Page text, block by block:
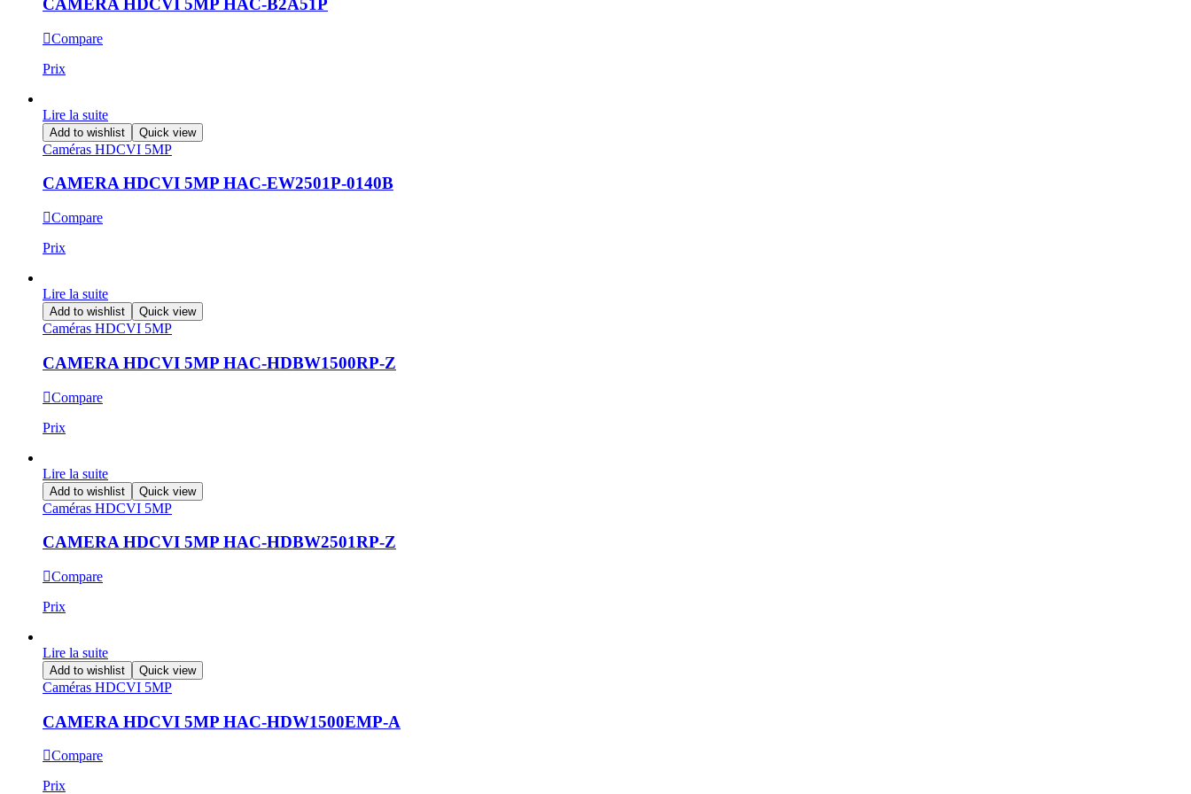
CAMERA HDCVI 5MP HAC-B2A51P
Compare
Prix
Lire la suite
Add to wishlist Quick view
Caméras HDCVI 5MP
CAMERA HDCVI 5MP HAC-EW2501P-0140B
Compare
Prix
Lire la suite
Add to wishlist Quick view
Caméras HDCVI 5MP
CAMERA HDCVI 5MP HAC-HDBW1500RP-Z
Compare
Prix
Lire la suite
Add to wishlist Quick view
Caméras HDCVI 5MP
CAMERA HDCVI 5MP HAC-HDBW2501RP-Z
Compare
Prix
Lire la suite
Add to wishlist Quick view
Caméras HDCVI 5MP
CAMERA HDCVI 5MP HAC-HDW1500EMP-A
Compare
Prix